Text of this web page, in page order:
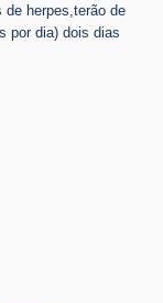
herpes,terão de
por dia) dois dias